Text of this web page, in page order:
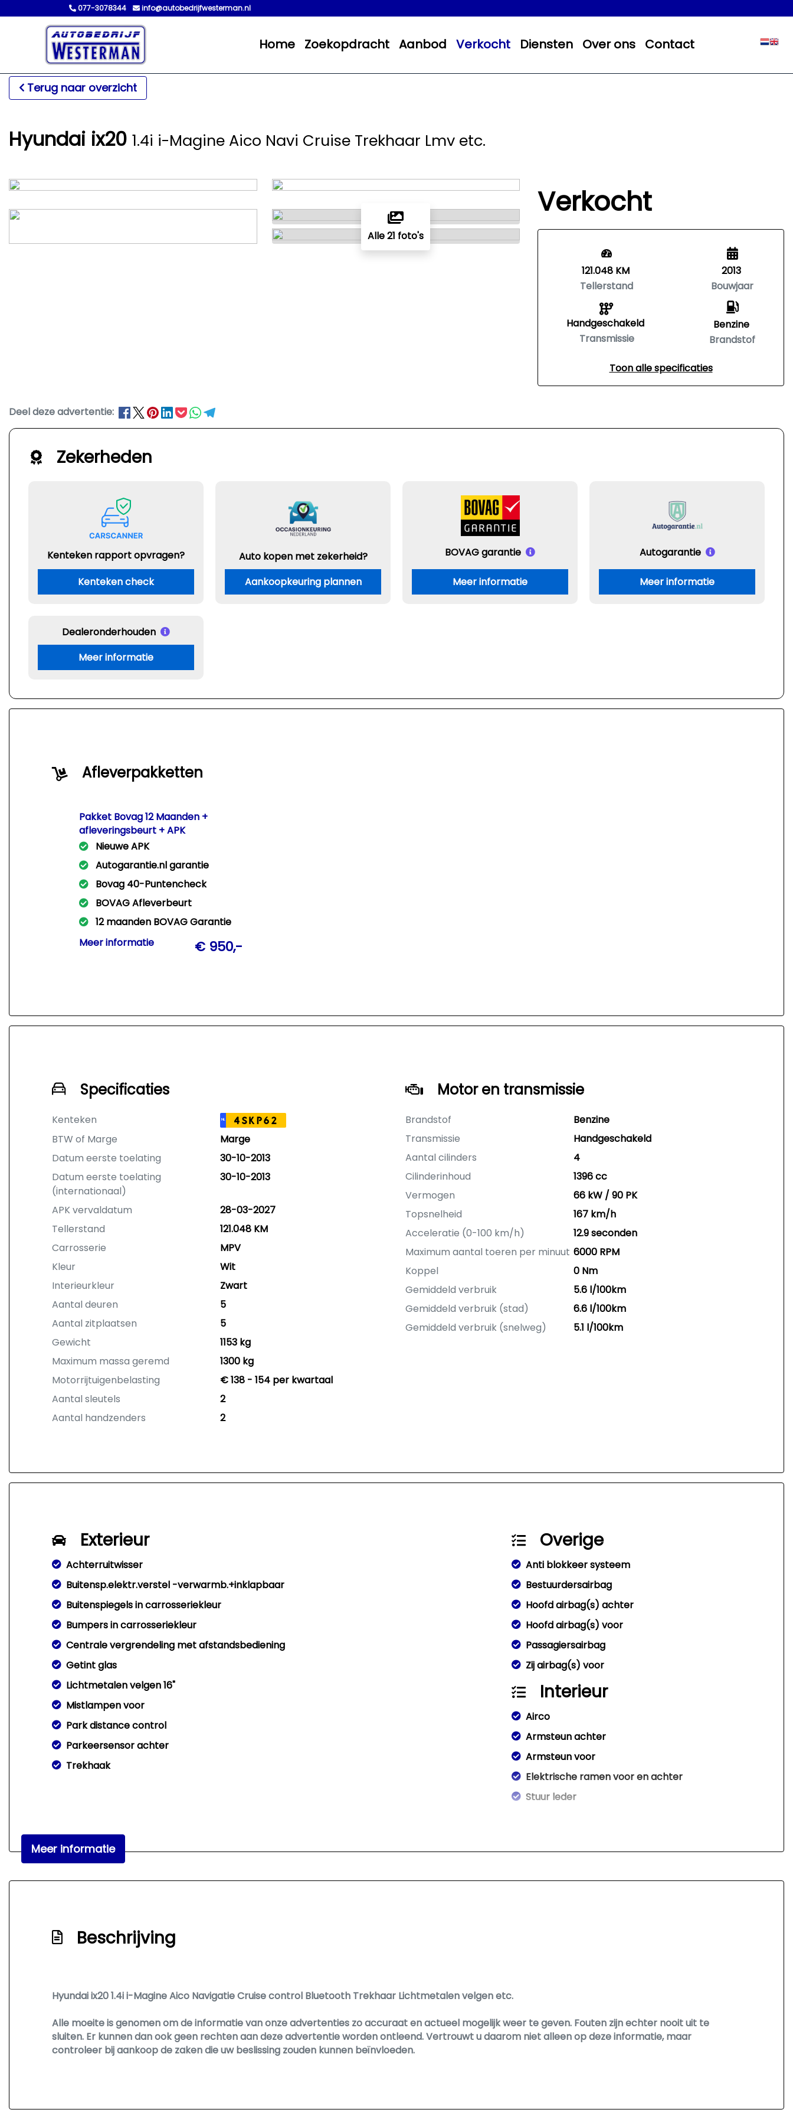
077-3078344 info@autobedrijfwesterman.nl
Home Zoekopdracht Aanbod Verkocht Diensten Over ons Contact
Terug naar overzicht
Hyundai ix20 1.4i i-Magine Aico Navi Cruise Trekhaar Lmv etc.
Alle 21 foto's
Verkocht
121.048 KM
Tellerstand
Handgeschakeld
Transmissie
2013
Bouwjaar
Benzine
Brandstof
Toon alle specificaties
Deel deze advertentie:
Zekerheden
Kenteken rapport opvragen?
Kenteken check
Auto kopen met zekerheid?
Aankoopkeuring plannen
BOVAG garantie
Meer informatie
Autogarantie
Meer informatie
Dealeronderhouden
Meer informatie
Afleverpakketten
Pakket Bovag 12 Maanden +
afleveringsbeurt + APK
Nieuwe APK
Autogarantie.nl garantie
Bovag 40-Puntencheck
BOVAG Afleverbeurt
12 maanden BOVAG Garantie
Met dit pakket leveren wij Uw auto
rijklaar af met een nieuwe APK +
Meer informatie € 950,-
Specificaties
Kenteken NL 4SKP62
BTW of Marge
Marge
Datum eerste toelating
30-10-2013
Datum eerste toelating
(internationaal)
30-10-2013
APK vervaldatum
28-03-2027
Tellerstand
121.048 KM
Carrosserie
MPV
Kleur
Wit
Interieurkleur
Zwart
Aantal deuren
5
Aantal zitplaatsen
5
Gewicht
1153 kg
Maximum massa geremd
1300 kg
Motorrijtuigenbelasting
€ 138 - 154 per kwartaal
Aantal sleutels
2
Aantal handzenders
2
Motor en transmissie
Brandstof
Benzine
Transmissie
Handgeschakeld
Aantal cilinders
4
Cilinderinhoud
1396 cc
Vermogen
66 kW / 90 PK
Topsnelheid
167 km/h
Acceleratie (0-100 km/h)
12.9 seconden
Maximum aantal toeren per minuut 6000 RPM
Koppel
0 Nm
Gemiddeld verbruik
5.6 l/100km
Gemiddeld verbruik (stad)
6.6 l/100km
Gemiddeld verbruik (snelweg)
5.1 l/100km
Exterieur
Achterruitwisser
Buitensp.elektr.verstel -verwarmb.+inklapbaar
Buitenspiegels in carrosseriekleur
Bumpers in carrosseriekleur
Centrale vergrendeling met afstandsbediening
Getint glas
Lichtmetalen velgen 16"
Mistlampen voor
Park distance control
Parkeersensor achter
Trekhaak
Overige
Anti blokkeer systeem
Bestuurdersairbag
Hoofd airbag(s) achter
Hoofd airbag(s) voor
Passagiersairbag
Zij airbag(s) voor
Interieur
Airco
Armsteun achter
Armsteun voor
Elektrische ramen voor en achter
Stuur leder
Meer informatie
Beschrijving
Hyundai ix20 1.4i i-Magine Aico Navigatie Cruise control Bluetooth Trekhaar Lichtmetalen velgen etc.
Alle moeite is genomen om de informatie van onze advertenties zo accuraat en actueel mogelijk weer te geven. Fouten zijn echter nooit uit te
sluiten. Er kunnen dan ook geen rechten aan deze advertentie worden ontleend. Vertrouwt u daarom niet alleen op deze informatie, maar
controleer bij aankoop de zaken die uw beslissing zouden kunnen beïnvloeden.